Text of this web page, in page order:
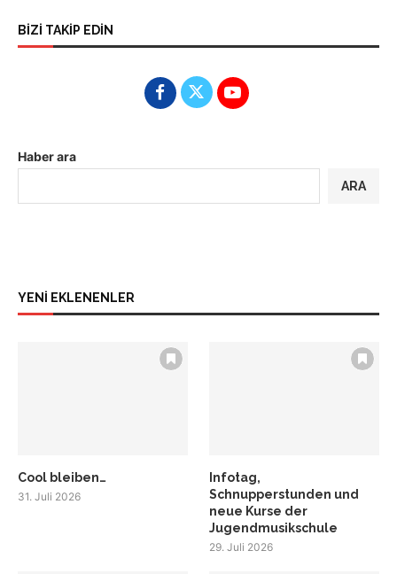
BİZİ TAKİP EDİN
Haber ara
ARA
YENİ EKLENENLER
Cool bleiben…
31. Juli 2026
Infotag,
Schnupperstunden und
neue Kurse der
Jugendmusikschule
29. Juli 2026